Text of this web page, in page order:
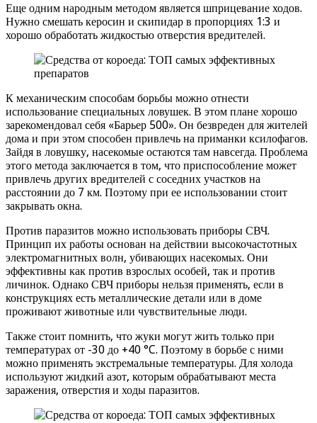
Еще одним народным методом является шприцевание ходов.
Нужно смешать керосин и скипидар в пропорциях 1:3 и
хорошо обработать жидкостью отверстия вредителей.
К механическим способам борьбы можно отнести
использование специальных ловушек. В этом плане хорошо
зарекомендовал себя «Барьер 500». Он безвреден для жителей
дома и при этом способен привлечь на приманки ксилофагов.
Зайдя в ловушку, насекомые остаются там навсегда. Проблема
этого метода заключается в том, что приспособление может
привлечь других вредителей с соседних участков на
расстоянии до 7 км. Поэтому при ее использовании стоит
закрывать окна.
Против паразитов можно использовать приборы СВЧ.
Принцип их работы основан на действии высокочастотных
электромагнитных волн, убивающих насекомых. Они
эффективны как против взрослых особей, так и против
личинок. Однако СВЧ приборы нельзя применять, если в
конструкциях есть металлические детали или в доме
проживают животные или чувствительные люди.
Также стоит помнить, что жуки могут жить только при
температурах от -30 до +40 °C. Поэтому в борьбе с ними
можно применять экстремальные температуры. Для холода
используют жидкий азот, которым обрабатывают места
заражения, отверстия и ходы паразитов.